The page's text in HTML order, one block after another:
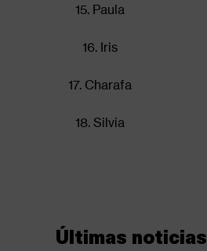
15. Paula
16. Iris
17. Charafa
18. Silvia
Últimas noticias